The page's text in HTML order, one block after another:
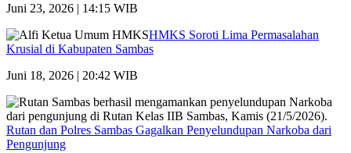
Juni 23, 2026 | 14:15 WIB
HMKS Soroti Lima Permasalahan
Krusial di Kabupaten Sambas
Juni 18, 2026 | 20:42 WIB
Rutan dan Polres Sambas Gagalkan Penyelundupan Narkoba dari
Pengunjung